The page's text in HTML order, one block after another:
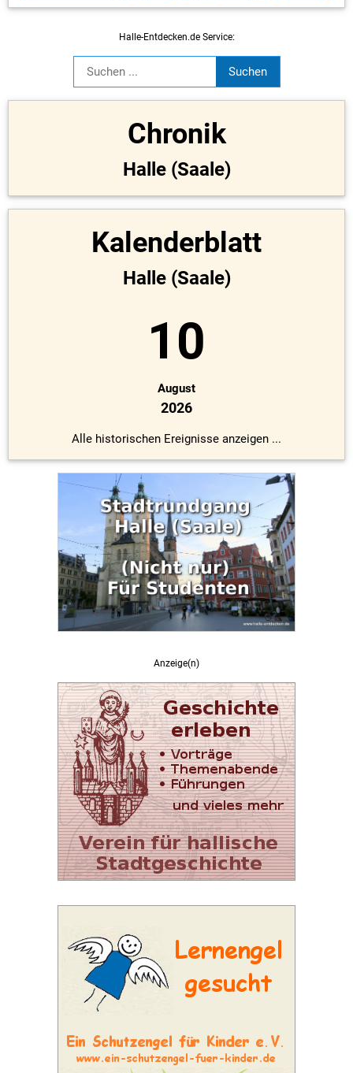
Halle-Entdecken.de Service:
Chronik
Halle (Saale)
Kalenderblatt
Halle (Saale)
10
August
2026
Alle historischen Ereignisse anzeigen ...
Anzeige(n)